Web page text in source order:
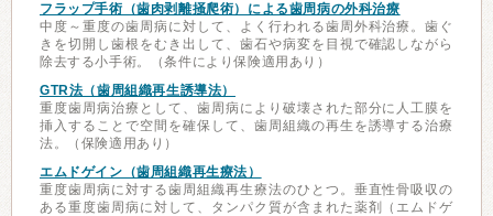
フラップ手術（歯肉剥離掻爬術）による歯周病の外科治療
中度～重度の歯周病に対して、よく行われる歯周外科治療。歯ぐ
きを切開し歯根をむき出して、歯石や病変を目視で確認しながら
除去する小手術。（条件により保険適用あり）
GTR法（歯周組織再生誘導法）
重度歯周病治療として、歯周病により破壊された部分に人工膜を
挿入することで空間を確保して、歯周組織の再生を誘導する治療
法。（保険適用あり）
エムドゲイン（歯周組織再生療法）
重度歯周病に対する歯周組織再生療法のひとつ。垂直性骨吸収の
ある重度歯周病に対して、タンパク質が含まれた薬剤（エムドゲ